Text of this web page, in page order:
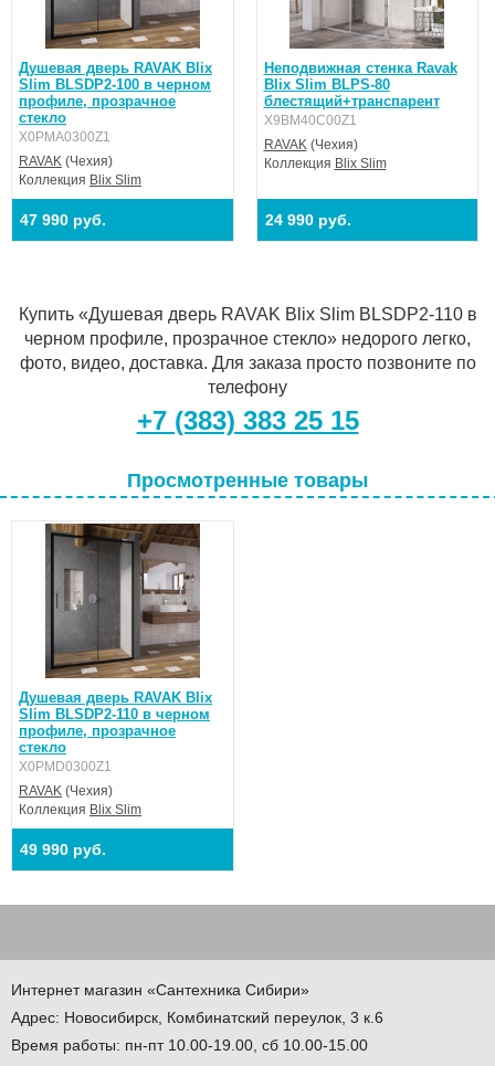
Душевая дверь RAVAK Blix
Slim BLSDP2-100 в черном
профиле, прозрачное
стекло
X0PMA0300Z1
RAVAK (Чехия)
Коллекция Blix Slim
47 990 руб.
Неподвижная стенка Ravak
Blix Slim BLPS-80
блестящий+транспарент
X9BM40C00Z1
RAVAK(Чехия)
Коллекция Blix Slim
24 990 руб.
Купить «Душевая дверь RAVAK Blix Slim BLSDP2-110 в
черном профиле, прозрачное стекло» недорого легко,
фото, видео, доставка. Для заказа просто позвоните по
телефону
+7 (383) 383 25 15
Просмотренные товары
Душевая дверь RAVAK Blix
Slim BLSDP2-110 в черном
профиле, прозрачное
стекло
X0PMD0300Z1
RAVAK (Чехия)
Коллекция Blix Slim
49 990 руб.
Интернет магазин «Сантехника Сибири»
Адрес: Новосибирск Комбинатский переулок, 3 к.6
Время работы: пн-пт 10.00-19.00, сб 10.00-15.00